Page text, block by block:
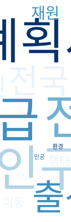
전국
재원
환경
인공